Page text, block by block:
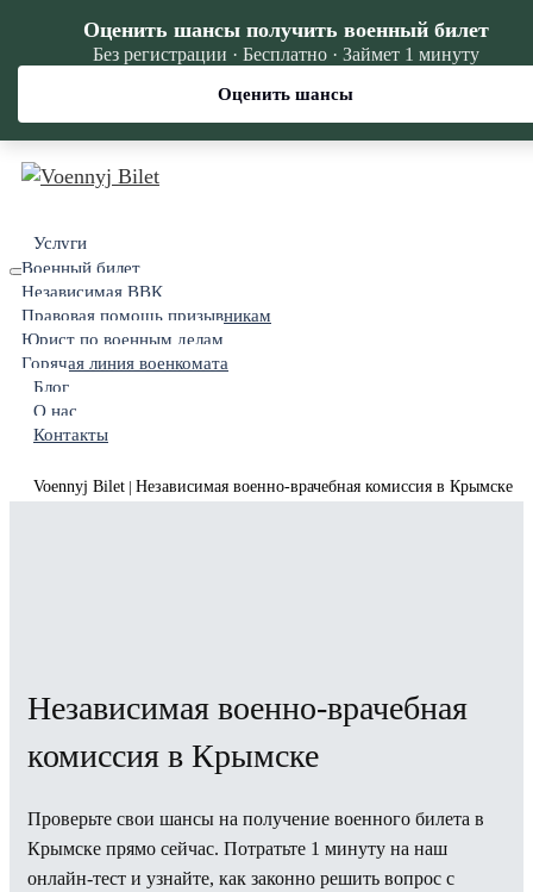
Услуги
Военный билет
Независимая ВВК
Правовая помощь призывникам
Юрист по военным делам
Горячая линия военкомата
Блог
О нас
Контакты
Voennyj Bilet Независимая военно-врачебная комиссия в Крымске
Независимая военно-врачебная
комиссия в Крымске
Проверьте свои шансы на получение военного билета в
Крымске прямо сейчас. Потратьте 1 минуту на наш
онлайн-тест и узнайте, как законно решить вопрос с
Оценить шансы получить военный билет
Без регистрации · Бесплатно · Займет 1 минуту
Оценить шансы